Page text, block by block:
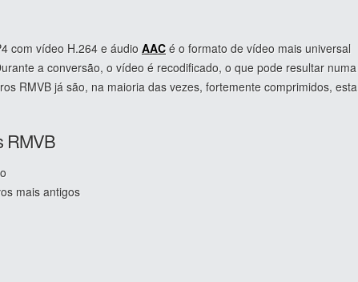
com vídeo H.264 e áudio AAC é o formato de vídeo mais universal
a conversão, o vídeo é recodificado, o que pode resultar numa
RMVB já são, na maioria das vezes, fortemente comprimidos, esta
RMVB
mais antigos